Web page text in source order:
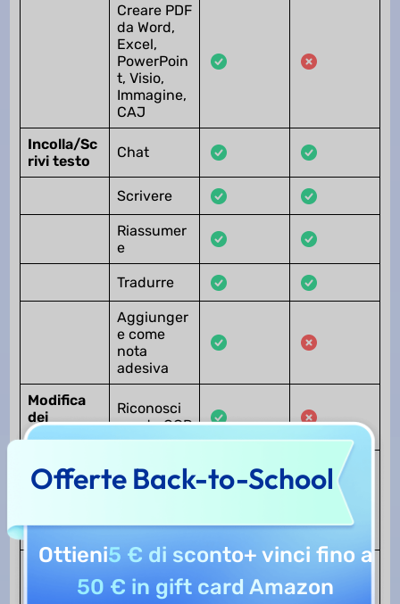
Creare PDF
da Word,
Excel,
PowerPoin
t, Visio,
Immagine,
CAJ
Incolla/Sc
rivi testo
Chat
Scrivere
Riassumer
e
Tradurre
Aggiunger
e come
nota
adesiva
Modifica
dei
contenuti
Riconosci
mento OCR
Modifica
del
Aggiunger
e testo,
immagini e
Offerte Back-to-School
Ottieni5 € di sconto+ vinci fino a
50 € in gift card Amazon